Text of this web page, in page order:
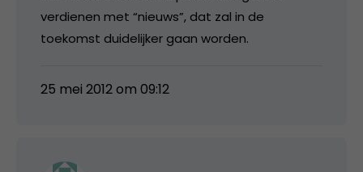
verdienen met “nieuws”, dat zal in de
toekomst duidelijker gaan worden.
25 mei 2012 om 09:12